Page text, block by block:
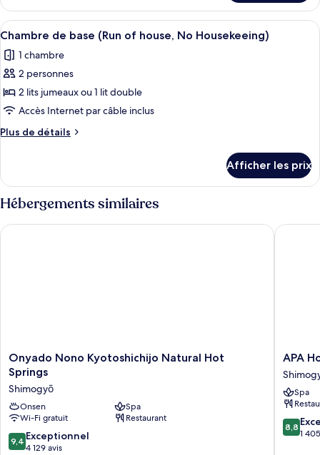
fumeur
(Queen
Bed,
No
Housekeeping)
Chambre,
non-
fumeur
Bed,
No
Afficher
toutes
les
photos
pour
ce
type
de
Chambre
de
base
(Run
Une chambre d’hôtel avec un lit, un
7
Chambre de base (Run of house, No Housekeeing)
1 chambre
2 personnes
2 lits jumeaux ou 1 lit double
Accès Internet par câble inclus
Plus de détails
Plus
Chambre
de
base
(Run
of
Afficher les prix
Hébergements similaires
Onyado
Nono
Kyotoshichijo
Natural
Hot
Springs
Shimogyō
Onyado Nono Kyotoshichijo Natural Hot
Springs
Shimogyō
Onsen
Spa
Wi-Fi gratuit
Restaurant
9.4
sur
9,4 Exceptionnel
4 129 avis
Onyado Nono Kyotoshichijo Natural Hot Springs
APA
Hotel
Kyoto
APA
Spa
8.8
sur
8,8
1
APA